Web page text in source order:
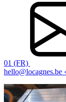
01 (FR)
hello@locagnes.be